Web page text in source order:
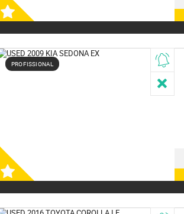
PROFISSIONAL